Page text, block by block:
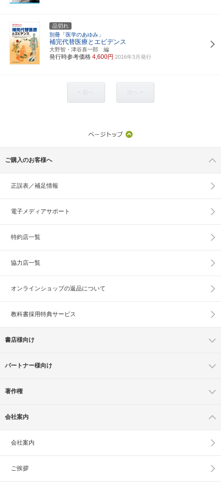
品切れ
別冊「医学のあゆみ」
補完代替医療とエビデンス
大野智・津谷喜一郎 編
発行時参考価格 4,600円 2016年3月発行
ご購入のお客様へ
正誤表／補足情報
電子メディアサポート
特約店一覧
協力店一覧
オンラインショップの返品について
教科書採用特典サービス
書店様向け
パートナー様向け
著作権
会社案内
会社案内
ご挨拶